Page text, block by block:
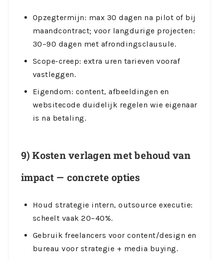
Opzegtermijn: max 30 dagen na pilot of bij
maandcontract; voor langdurige projecten:
30–90 dagen met afrondingsclausule.
Scope-creep: extra uren tarieven vooraf
vastleggen.
Eigendom: content, afbeeldingen en
websitecode duidelijk regelen wie eigenaar
is na betaling.
9) Kosten verlagen met behoud van
impact — concrete opties
Houd strategie intern, outsource executie:
scheelt vaak 20–40%.
Gebruik freelancers voor content/design en
bureau voor strategie + media buying.